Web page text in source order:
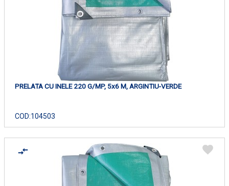
PRELATA CU INELE 220 G/MP, 5x6 M, ARGINTIU-VERDE
COD:104503